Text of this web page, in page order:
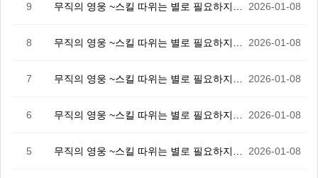
9 2026-01-08
8 2026-01-08
7 2026-01-08
6 2026-01-08
5 2026-01-08